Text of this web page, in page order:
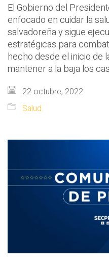
El Gobierno del
enfocado en cuidar la
salvadoreña y sigue
estratégicas para
hecho desde el inicio de
mantener a la baja los
22 octubre, 2022
Salud